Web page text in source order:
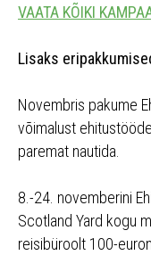
VAATA KÕIKI
Lisaks
Novembris pakume
võimalust
paremat nautida.
8.-24. novemberini
Scotland Yard kogu
reisibüroolt 100-